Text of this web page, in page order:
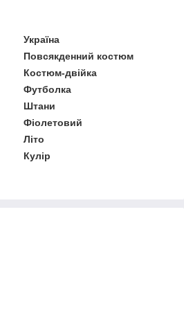
Україна
Повсякденний костюм
Костюм-двійка
Футболка
Штани
Фіолетовий
Літо
Кулір